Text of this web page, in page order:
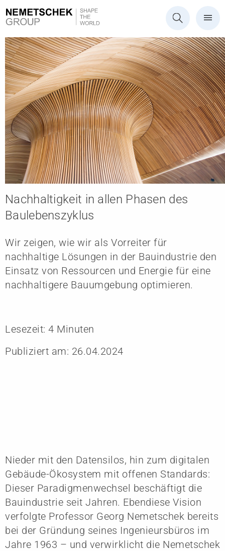
Nachhaltigkeit in allen Phasen des
Baulebenszyklus
Wir zeigen, wie wir als Vorreiter für
nachhaltige Lösungen in der Bauindustrie den
Einsatz von Ressourcen und Energie für eine
nachhaltigere Bauumgebung optimieren.
Lesezeit: 4 Minuten
Publiziert am: 26.04.2024
Nieder mit den Datensilos, hin zum digitalen
Gebäude-Ökosystem mit offenen Standards:
Dieser Paradigmenwechsel beschäftigt die
Bauindustrie seit Jahren. Ebendiese Vision
verfolgte Professor Georg Nemetschek bereits
bei der Gründung seines Ingenieursbüros im
Jahre 1963 – und verwirklicht die Nemetschek